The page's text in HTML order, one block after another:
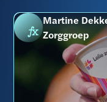
Martine
Zorggroep